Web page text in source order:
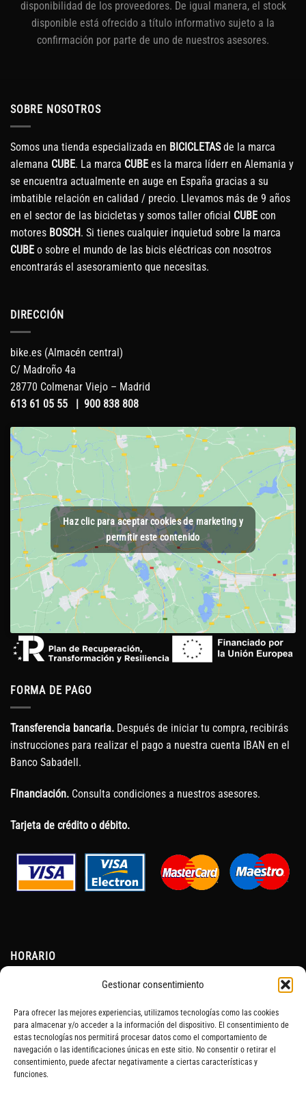
Gestionar consentimiento
Para ofrecer las mejores experiencias, utilizamos tecnologías como las cookies
para almacenar y/o acceder a la información del dispositivo. El consentimiento de
estas tecnologías nos permitirá procesar datos como el comportamiento de
navegación o las identificaciones únicas en este sitio. No consentir o retirar el
consentimiento, puede afectar negativamente a ciertas características y
funciones.
disponibilidad de los proveedores. De igual manera, el stock
disponible está ofrecido a título informativo sujeto a la
confirmación por parte de uno de nuestros asesores.
SOBRE NOSOTROS
Somos una tienda especializada en BICICLETASde la marca
alemana CUBE. La marca CUBE es la marca líderr en Alemania y
se encuentra actualmente en auge en España gracias a su
imbatible relación en calidad / precio. Llevamos más de 9 años
en el sector de las bicicletas y somos taller oficial CUBE con
motores BOSCH. Si tienes cualquier inquietud sobre la marca
CUBE o sobre el mundo de las bicis eléctricas con nosotros
encontrarás el asesoramiento que necesitas.
DIRECCIÓN
bike.es (Almacén central)
C/ Madroño 4a
28770 Colmenar Viejo – Madrid
613 61 05 55 | 900 838 808
Haz clic para aceptar cookies de marketing y
permitir este contenido
FORMA DE PAGO
Transferencia bancaria. Después de iniciar tu compra, recibirás
instrucciones para realizar el pago a nuestra cuenta IBAN en el
Banco Sabadell.
Financiación. Consulta condiciones a nuestros asesores.
Tarjeta de crédito o débito.
HORARIO
10:00h a 19:30h
Sábados: